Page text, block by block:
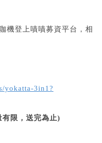
機登上嘖嘖募資平台，相
yokatta-3in1?
限，送完為止)